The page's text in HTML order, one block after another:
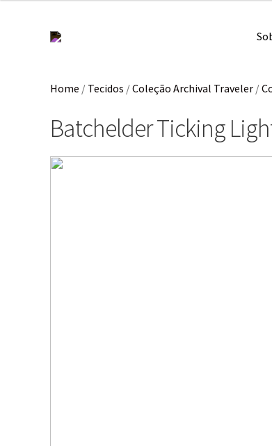
Home / Tecidos /Coleção Archival Traveler /
Batchelder Ticking